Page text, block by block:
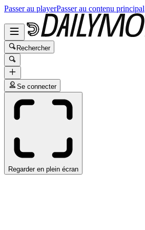
Passer au playerPasser au contenu principal
Rechercher
Se connecter
Regarder en plein écran